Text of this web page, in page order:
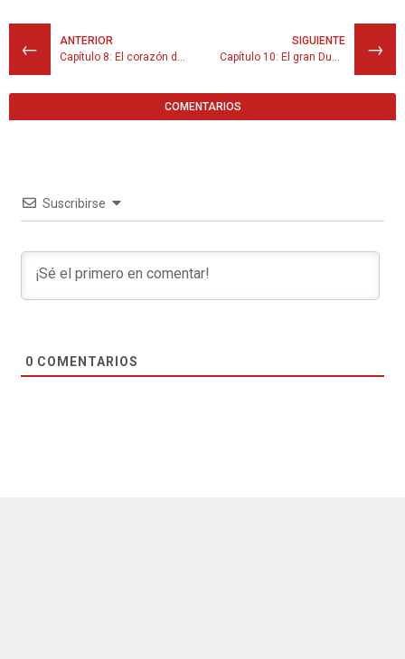
←
ANTERIOR
Capítulo 8: El corazón de Groudon
→
SIGUIENTE
Capítulo 10: El gran Dusknoir
COMENTARIOS
Suscribirse
0 COMENTARIOS